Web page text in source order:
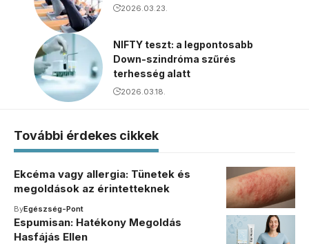
2026.03.23.
NIFTY teszt: a legpontosabb
Down-szindróma szűrés
terhesség alatt
2026.03.18.
További érdekes cikkek
Ekcéma vagy allergia: Tünetek és
megoldások az érintetteknek
ByEgészség-Pont
Espumisan: Hatékony Megoldás
Hasfájás Ellen